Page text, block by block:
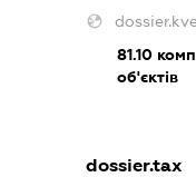
81.10
об'єктів
dossier.tax